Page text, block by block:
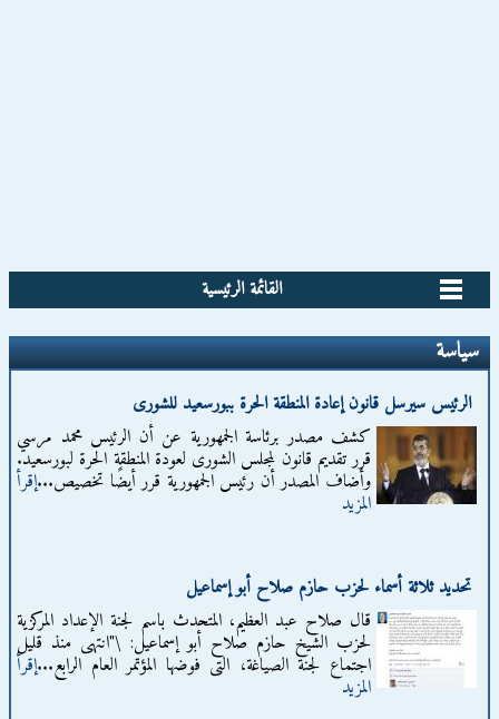
القائمة الرئيسية
سياسة
الرئيس سيرسل قانون إعادة المنطقة الحرة ببورسعيد للشورى
كشف مصدر برئاسة الجمهورية عن أن الرئيس محمد مرسي
قرر تقديم قانون لمجلس الشورى لعودة المنطقة الحرة لبورسعيد.
وأضاف المصدر أن رئيس الجمهورية قرر أيضًا تخصيص...إقرأ
المزيد
تحديد ثلاثة أسماء لحزب حازم صلاح أبو إسماعيل
قال صلاح عبد العظيم، المتحدث باسم لجنة الإعداد المركزية
لحزب الشيخ حازم صلاح أبو إسماعيل: \"انتهى منذ قليل
اجتماع لجنة الصياغة، التى فوضها المؤتمر العام الرابع...إقرأ
المزيد